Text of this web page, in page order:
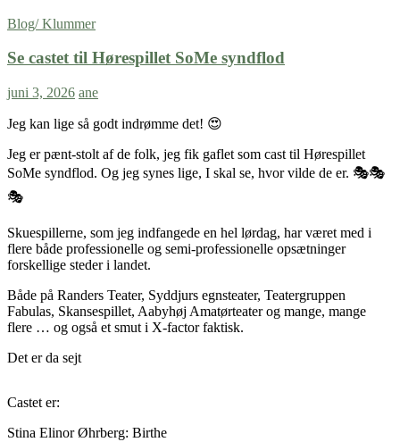
Blog/ Klummer
Se castet til Hørespillet SoMe syndflod
juni 3, 2026 ane
Jeg kan lige så godt indrømme det! 😍
Jeg er pænt-stolt af de folk, jeg fik gaflet som cast til Hørespillet
SoMe syndflod. Og jeg synes lige, I skal se, hvor vilde de er. 🎭🎭
🎭
Skuespillerne, som jeg indfangede en hel lørdag, har været med i
flere både professionelle og semi-professionelle opsætninger
forskellige steder i landet.
Både på Randers Teater, Syddjurs egnsteater, Teatergruppen
Fabulas, Skansespillet, Aabyhøj Amatørteater og mange, mange
flere … og også et smut i X-factor faktisk.
Det er da sejt
Castet er:
Stina Elinor Øhrberg: Birthe